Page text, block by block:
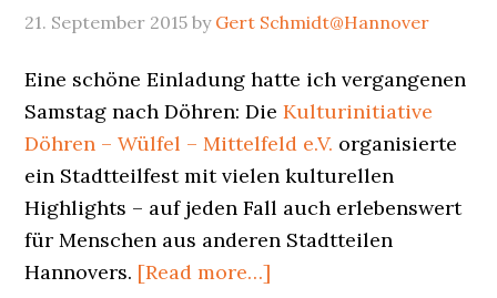
21. September 2015 by Gert Schmidt@Hannover
Eine schöne Einladung hatte ich vergangenen
Samstag nach Döhren: DieKulturinitiative
Döhren – Wülfel – Mittelfeld e.V. organisierte
ein Stadtteilfest mit vielen kulturellen
Highlights – auf jeden Fall auch erlebenswert
für Menschen aus anderen Stadtteilen
Hannovers. [Read more…]